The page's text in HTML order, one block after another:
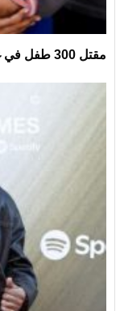
مقتل 300 طفل في غزة خلال 300 يوم من وقف إطلاق النار